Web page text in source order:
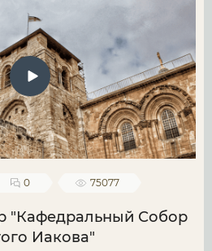
0 75077
"Кафедральный Собор
Иакова"